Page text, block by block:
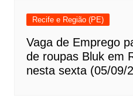
Recife e Região (PE)
Vaga de Emprego
de roupas Bluk em
nesta sexta (05/09/